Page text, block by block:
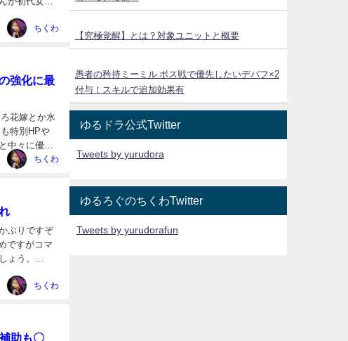
ちくわ
強化に最
花嫁とか水
特別HPや
中々に優秀
ちくわ
ぶりですぞ
ですがコマ
ょう。...
ちくわ
助も〇
【究極覚醒】とは？対象ユニットと概要
愚者の矜持ミーミル ボス戦で優先したいデバフ×2
付与！スキルで追加効果有
ゆるドラ公式Twitter
Tweets by yurudora
ゆるろぐのちくわTwitter
Tweets by yurudorafun